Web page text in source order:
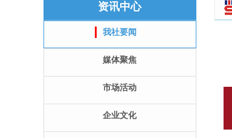
资讯中心
我社要闻
媒体聚焦
市场活动
企业文化